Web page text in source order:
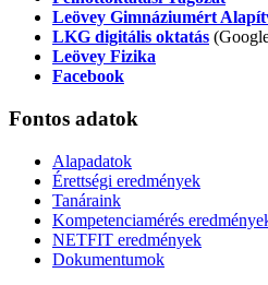
Leövey Gimnáziumért
LKG digitális oktatás
Leövey Fizika
Facebook
Fontos adatok
Alapadatok
Érettségi eredmények
Tanáraink
Kompetenciamérés
NETFIT eredmények
Dokumentumok